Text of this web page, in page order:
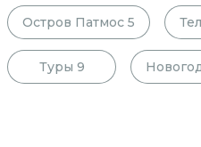
Остров Патмос 5
Туры 9